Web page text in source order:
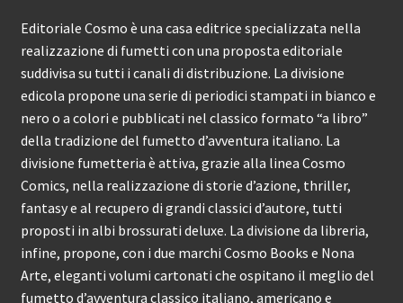
Editoriale Cosmo è una casa editrice specializzata nella
realizzazione di fumetti con una proposta editoriale
suddivisa su tutti i canali di distribuzione. La divisione
edicola propone una serie di periodici stampati in bianco e
nero o a colori e pubblicati nel classico formato “a libro”
della tradizione del fumetto d’avventura italiano. La
divisione fumetteria è attiva, grazie alla linea Cosmo
Comics, nella realizzazione di storie d’azione, thriller,
fantasy e al recupero di grandi classici d’autore, tutti
proposti in albi brossurati deluxe. La divisione da libreria,
infine, propone, con i due marchi Cosmo Books e Nona
Arte, eleganti volumi cartonati che ospitano il meglio del
fumetto d’avventura classico italiano, americano e